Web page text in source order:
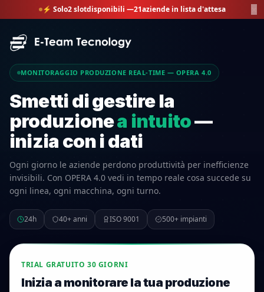
⚡ Solo2slotdisponibili —21aziende in lista d'attesa
MONITORAGGIO PRODUZIONE REAL-TIME — OPERA 4.0
Smetti di gestire la
produzionea intuito—
inizia con i dati
Ogni giorno le aziende perdono produttività per inefficienze
invisibili. Con OPERA 4.0 vedi in tempo reale cosa succede su
ogni linea, ogni macchina, ogni turno.
24h 40+ anni ISO 9001 500+ impianti
TRIAL GRATUITO 30 GIORNI
Inizia a monitorare la tua produzione